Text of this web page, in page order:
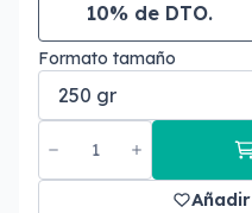
10% de DTO.
Formato tamaño